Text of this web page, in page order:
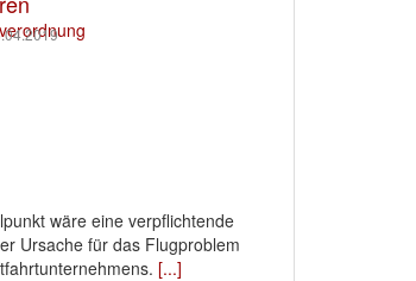
wäre eine verpflichtende
Ursache für das Flugproblem
[...]